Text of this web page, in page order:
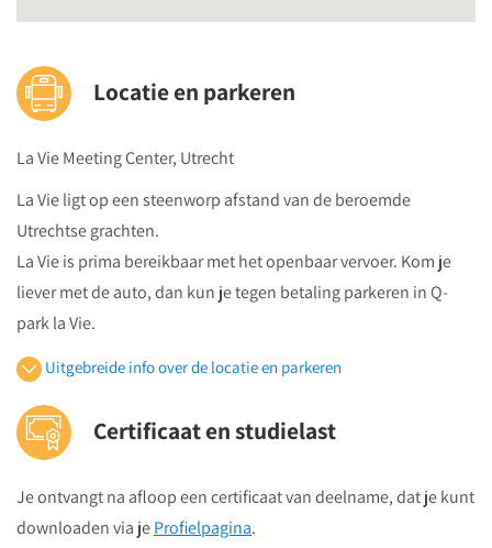
Locatie en parkeren
La Vie Meeting Center, Utrecht
La Vie ligt op een steenworp afstand van de beroemde
Utrechtse grachten.
La Vie is prima bereikbaar met het openbaar vervoer. Kom je
liever met de auto, dan kun je tegen betaling parkeren in Q-
park la Vie.
Je volgt vanuit Utrecht Centraal Station de bewegwijzeringborden
vervolgens vanuit winkelcentrum "Hoog Catharijne" volgt u de
borden "Vredenburg".
Uitgebreide info over de locatie en parkeren
Certificaat en studielast
Je ontvangt na afloop een certificaat van deelname, dat je kunt
downloaden via jeProfielpagina.